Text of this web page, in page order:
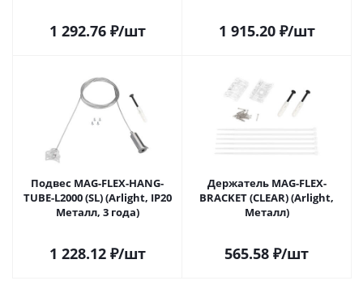
1 292.76₽/шт 1 915.20₽/шт
Подвес MAG-FLEX-HANG-
TUBE-L2000 (SL) (Arlight, IP20
Металл, 3 года)
1 228.12₽/шт
Держатель MAG-FLEX-
BRACKET (CLEAR) (Arlight,
Металл)
565.58 ₽/шт